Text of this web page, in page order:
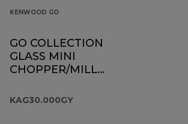
KENWOOD GO
GO COLLECTION
GLASS MINI
CHOPPER/MILL
KAG30.000GY